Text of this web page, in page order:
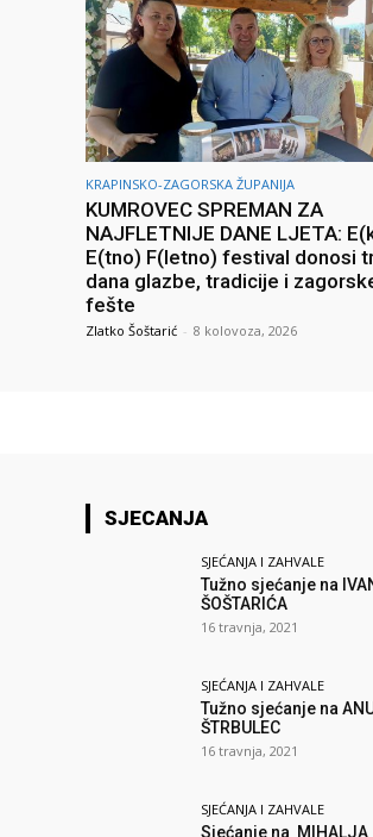
KRAPINSKO-ZAGORSKA ŽUPANIJA
KUMROVEC SPREMAN ZA
NAJFLETNIJE DANE LJETA:
E(tno) F(letno) festival donosi
dana glazbe, tradicije i
fešte
Zlatko Šoštarić - 8 kolovoza, 2026
SJECANJA
SJEĆANJA I ZAHVALE
Tužno sjećanje na
ŠOŠTARIĆA
16 travnja, 2021
SJEĆANJA I ZAHVALE
Tužno sjećanje na
ŠTRBULEC
16 travnja, 2021
SJEĆANJA I ZAHVALE
Sjećanje na MIHALJA